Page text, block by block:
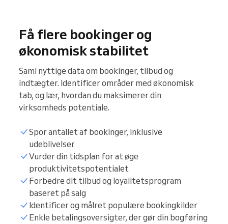
Få flere bookinger og
økonomisk stabilitet
Saml nyttige data om bookinger, tilbud og
indtægter. Identificer områder med økonomisk
tab, og lær, hvordan du maksimerer din
virksomheds potentiale.
Spor antallet af bookinger, inklusive
udeblivelser
Vurder din tidsplan for at øge
produktivitetspotentialet
Forbedre dit tilbud og loyalitetsprogram
baseret på salg
Identificer og målret populære bookingkilder
Enkle betalingsoversigter, der gør din bogføring